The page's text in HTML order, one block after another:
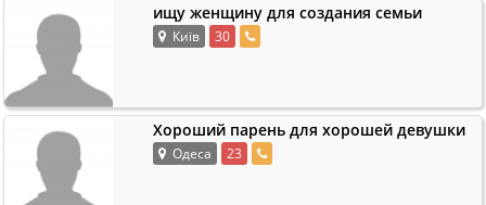
ищу женщину для создания семьи
Київ 30
Хороший парень для хорошей девушки
Одеса 23